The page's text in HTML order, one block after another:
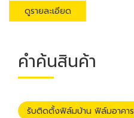
ดูรายละเอียด
คำค้นสินค้า
รับติดตั้งฟิล์มบ้าน ฟิล์มอาคาร